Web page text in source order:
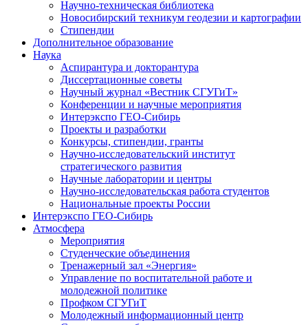
Научно-техническая библиотека
Новосибирский техникум геодезии и картографии
Стипендии
Дополнительное образование
Наука
Аспирантура и докторантура
Диссертационные советы
Научный журнал «Вестник СГУГиТ»
Конференции и научные мероприятия
Интерэкспо ГЕО-Сибирь
Проекты и разработки
Конкурсы, стипендии, гранты
Научно-исследовательский институт
стратегического развития
Научные лаборатории и центры
Научно-исследовательская работа студентов
Национальные проекты России
Интерэкспо ГЕО-Сибирь
Атмосфера
Мероприятия
Студенческие объединения
Тренажерный зал «Энергия»
Управление по воспитательной работе и
молодежной политике
Профком СГУГиТ
Молодежный информационный центр